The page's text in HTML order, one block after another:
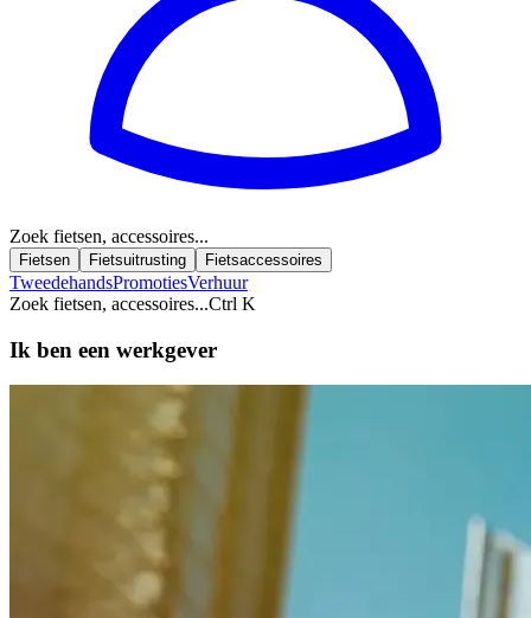
Zoek fietsen, accessoires...
Fietsen Fietsuitrusting Fietsaccessoires
TweedehandsPromotiesVerhuur
Zoek fietsen, accessoires...Ctrl K
Ik ben een werkgever